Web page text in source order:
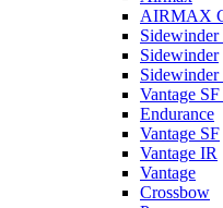
AIRMAX
Sidewinder
Sidewinder
Sidewinder
Vantage
Endurance
Vantage SF
Vantage IR
Vantage
Crossbow